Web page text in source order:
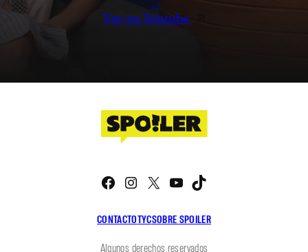
Ver en Youtube
CONTACTOTYCSOBRE SPOILER
Facebook
Instagram
X YouTube
Algunos derechos reservados